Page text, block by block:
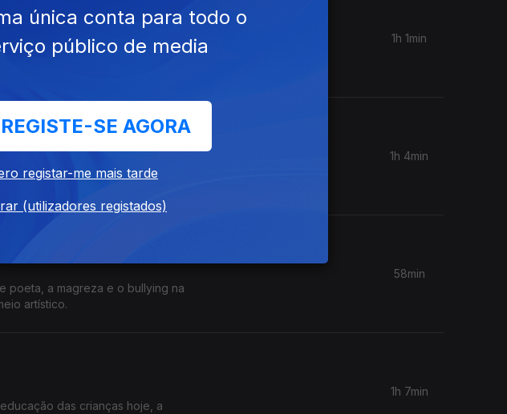
atitudes sobre o cabelo e as
teatro, o medo.
1h 1min
os valores da cultura chinesa,
do budismo.
1h 4min
poeta, a magreza e o bullying na
artístico.
58min
das crianças hoje, a
1h 7min
única conta para todo o
público de media
REGISTE-SE AGORA
registar-me mais tarde
(utilizadores registados)